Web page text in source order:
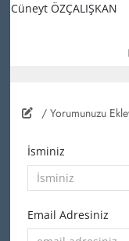
Cüneyt ÖZÇALIŞKAN
/ Yorumunuzu
İsminiz
Email Adresiniz